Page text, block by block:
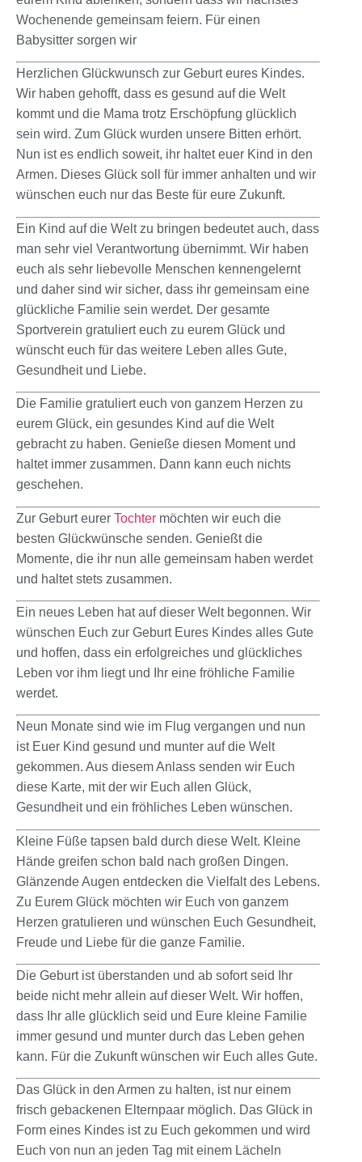
Wochenende gemeinsam feiern. Für einen
Babysitter sorgen wir
Herzlichen Glückwunsch zur Geburt eures Kindes.
Wir haben gehofft, dass es gesund auf die Welt
kommt und die Mama trotz Erschöpfung glücklich
sein wird. Zum Glück wurden unsere Bitten erhört.
Nun ist es endlich soweit, ihr haltet euer Kind in den
Armen. Dieses Glück soll für immer anhalten und wir
wünschen euch nur das Beste für eure Zukunft.
Ein Kind auf die Welt zu bringen bedeutet auch, dass
man sehr viel Verantwortung übernimmt. Wir haben
euch als sehr liebevolle Menschen kennengelernt
und daher sind wir sicher, dass ihr gemeinsam eine
glückliche Familie sein werdet. Der gesamte
Sportverein gratuliert euch zu eurem Glück und
wünscht euch für das weitere Leben alles Gute,
Gesundheit und Liebe.
Die Familie gratuliert euch von ganzem Herzen zu
eurem Glück, ein gesundes Kind auf die Welt
gebracht zu haben. Genieße diesen Moment und
haltet immer zusammen. Dann kann euch nichts
geschehen.
Zur Geburt eurer Tochter möchten wir euch die
besten Glückwünsche senden. Genießt die
Momente, die ihr nun alle gemeinsam haben werdet
und haltet stets zusammen.
Ein neues Leben hat auf dieser Welt begonnen. Wir
wünschen Euch zur Geburt Eures Kindes alles Gute
und hoffen, dass ein erfolgreiches und glückliches
Leben vor ihm liegt und Ihr eine fröhliche Familie
werdet.
Neun Monate sind wie im Flug vergangen und nun
ist Euer Kind gesund und munter auf die Welt
gekommen. Aus diesem Anlass senden wir Euch
diese Karte, mit der wir Euch allen Glück,
Gesundheit und ein fröhliches Leben wünschen.
Kleine Füße tapsen bald durch diese Welt. Kleine
Hände greifen schon bald nach großen Dingen.
Glänzende Augen entdecken die Vielfalt des Lebens.
Zu Eurem Glück möchten wir Euch von ganzem
Herzen gratulieren und wünschen Euch Gesundheit,
Freude und Liebe für die ganze Familie.
Die Geburt ist überstanden und ab sofort seid Ihr
beide nicht mehr allein auf dieser Welt. Wir hoffen,
dass Ihr alle glücklich seid und Eure kleine Familie
immer gesund und munter durch das Leben gehen
kann. Für die Zukunft wünschen wir Euch alles Gute.
Das Glück in den Armen zu halten, ist nur einem
frisch gebackenen Elternpaar möglich. Das Glück in
Form eines Kindes ist zu Euch gekommen und wird
Euch von nun an jeden Tag mit einem Lächeln